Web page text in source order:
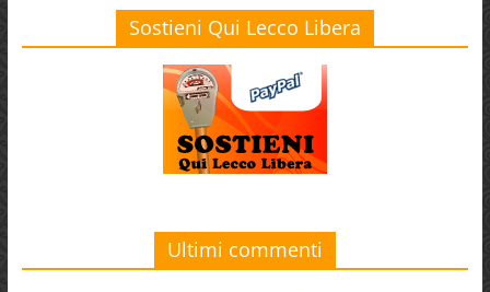
Sostieni Qui Lecco Libera
Ultimi commenti